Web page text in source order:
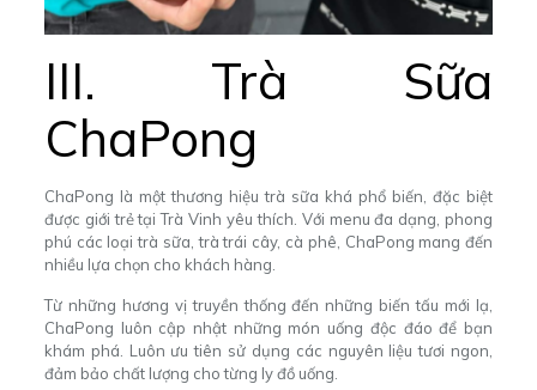
III. Trà Sữa
ChaPong
ChaPong là một thương hiệu trà sữa khá phổ biến, đặc biệt
được giới trẻ tại Trà Vinh yêu thích. Với menu đa dạng, phong
phú các loại trà sữa, trà trái cây, cà phê, ChaPong mang đến
nhiều lựa chọn cho khách hàng.
Từ những hương vị truyền thống đến những biến tấu mới lạ,
ChaPong luôn cập nhật những món uống độc đáo để bạn
khám phá. Luôn ưu tiên sử dụng các nguyên liệu tươi ngon,
đảm bảo chất lượng cho từng ly đồ uống.